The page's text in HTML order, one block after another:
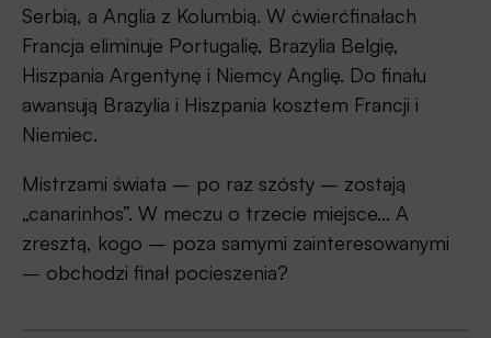
Serbią, a Anglia z Kolumbią. W ćwierćfinałach
Francja eliminuje Portugalię, Brazylia Belgię,
Hiszpania Argentynę i Niemcy Anglię. Do finału
awansują Brazylia i Hiszpania kosztem Francji i
Niemiec.
Mistrzami świata – po raz szósty – zostają
„canarinhos”. W meczu o trzecie miejsce… A
zresztą, kogo – poza samymi zainteresowanymi
– obchodzi finał pocieszenia?